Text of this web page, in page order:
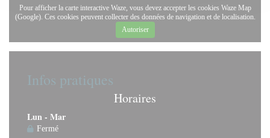
Pour afficher la carte interactive Waze, vous devez accepter les cookies Waze Map
(Google). Ces cookies peuvent collecter des données de navigation et de localisation.
Autoriser
Infos pratiques
Horaires
Lun- Mar
Fermé